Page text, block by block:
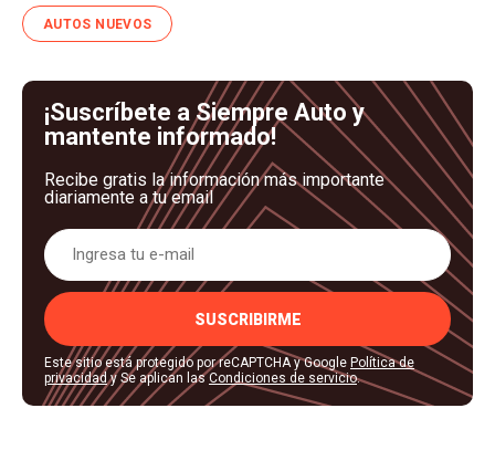
AUTOS NUEVOS
¡Suscríbete a Siempre Auto y
mantente informado!
Recibe gratis la información más importante
diariamente a tu email
SUSCRIBIRME
Este sitio está protegido por reCAPTCHA y Google Política de
privacidady Se aplican lasCondiciones de servicio.